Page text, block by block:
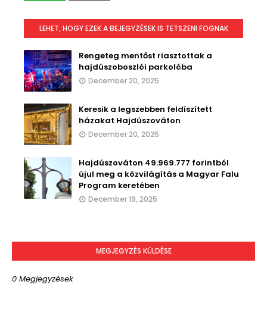
LEHET, HOGY EZEK A BEJEGYZÉSEK IS TETSZENI FOGNAK
Rengeteg mentőst riasztottak a
hajdúszoboszlói parkolóba
December 20, 2025
Keresik a legszebben feldíszített
házakat Hajdúszováton
December 20, 2025
Hajdúszováton 49.969.777 forintból
újul meg a közvilágítás a Magyar Falu
Program keretében
December 19, 2025
MEGJEGYZÉS KÜLDÉSE
0 Megjegyzések